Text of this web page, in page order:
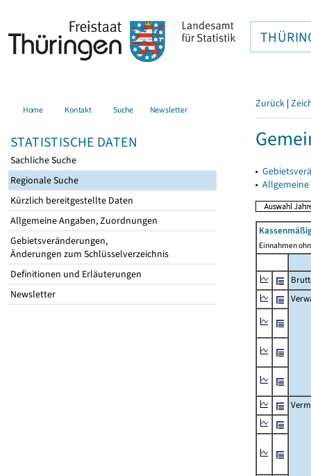
Home Kontakt Suche Newsletter
STATISTISCHE DATEN
Sachliche Suche
Regionale Suche
Kürzlich bereitgestellte Daten
Allgemeine Angaben, Zuordnungen
Gebietsveränderungen,
Änderungen zum Schlüsselverzeichnis
Definitionen und Erläuterungen
Newsletter
Zurück |
▸
▸
Einnahmen